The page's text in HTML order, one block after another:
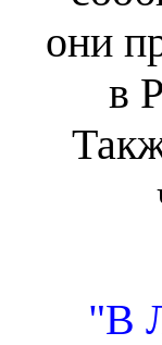
они
в
"В